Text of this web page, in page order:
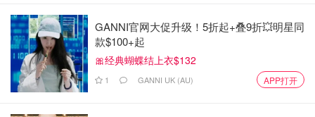
GANNI官网大促升级！5折起+叠9折💥明星同
款$100+起
🎀经典蝴蝶结上衣$132
1 GANNI UK (AU) APP打开